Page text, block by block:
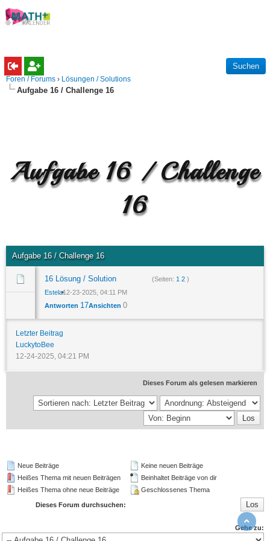
Foren / Forums › Lösungen / Solutions
Aufgabe 16 / Challenge 16
Aufgabe 16 / Challenge
16
Aufgabe 16 / Challenge 16
16 Lösung / Solution (Seiten: 1 2 )
Estela12-23-2025, 04:11 PM
Antworten 17Ansichten 0
Letzter Beitrag
LuckytoBee
12-24-2025, 04:21 PM
Dieses Forum als gelesen markieren
Neue Beiträge
Heißes Thema mit neuen Beiträgen
Heißes Thema ohne neue Beiträge
Keine neuen Beiträge
Beinhaltet Beiträge von dir
Geschlossenes Thema
Dieses Forum durchsuchen:
Gehe zu: